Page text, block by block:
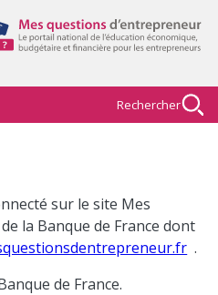
Rechercher
sur le site Mes
la Banque de France dont
.
de France.